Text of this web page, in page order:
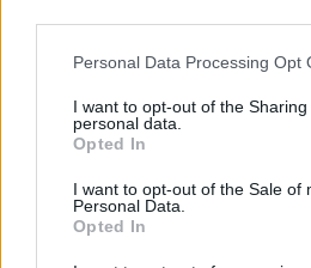
Please note that this website/app
not limited to your visit or usage
grant or deny consent to Google
use your data for below specified
consent section.
Personal Data Processing Opt
I want to opt-out of the
personal data.
Opted In
I want to opt-out of the Sale of
Personal Data.
Opted In
Sebaj Fóbiás új lemeze IDM,
amiben vannak széttört